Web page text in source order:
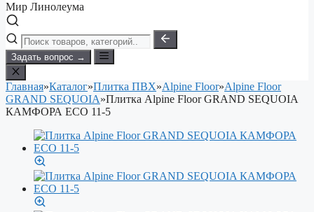
Мир Линолеума
Задать вопрос →
Главная»Каталог»Плитка ПВХ»Alpine Floor»Alpine Floor
GRAND SEQUOIA»Плитка Alpine Floor GRAND SEQUOIA
КАМФОРА ECO 11-5